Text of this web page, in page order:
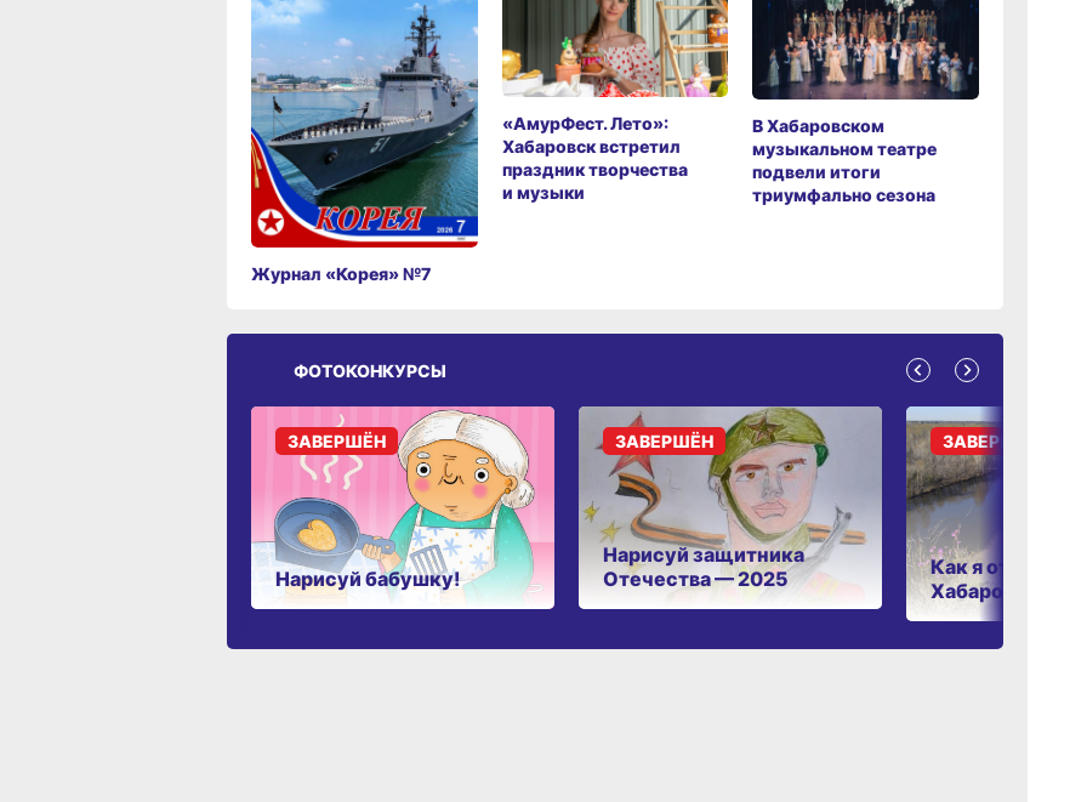
Журнал «Корея» №7
«АмурФест. Лето»:
Хабаровск встретил
праздник творчества
и музыки
В Хабаровском
музыкальном театре
подвели итоги
триумфально сезона
ФОТОКОНКУРСЫ
Нарисуй бабушку!
ЗАВЕРШЁН
Нарисуй защитника
Отечества — 2025
ЗАВЕРШЁН
Как я отдыхаю в
Хабаровском
ЗАВЕРШЁН